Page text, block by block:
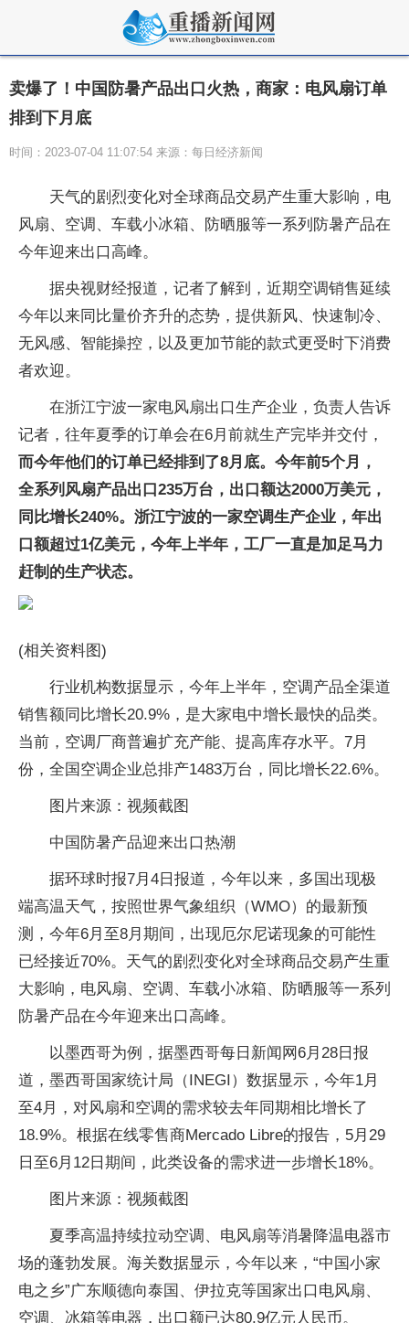
卖爆了！中国防暑产品出口火热，商家：电风扇订单
排到下月底
时间：2023-07-04 11:07:54 来源：每日经济新闻
天气的剧烈变化对全球商品交易产生重大影响，电
风扇、空调、车载小冰箱、防晒服等一系列防暑产品在
今年迎来出口高峰。
据央视财经报道，记者了解到，近期空调销售延续
今年以来同比量价齐升的态势，提供新风、快速制冷、
无风感、智能操控，以及更加节能的款式更受时下消费
者欢迎。
在浙江宁波一家电风扇出口生产企业，负责人告诉
记者，往年夏季的订单会在6月前就生产完毕并交付，
而今年他们的订单已经排到了8月底。今年前5个月，
全系列风扇产品出口235万台，出口额达2000万美元，
同比增长240%。浙江宁波的一家空调生产企业，年出
口额超过1亿美元，今年上半年，工厂一直是加足马力
赶制的生产状态。
(相关资料图)
行业机构数据显示，今年上半年，空调产品全渠道
销售额同比增长20.9%，是大家电中增长最快的品类。
当前，空调厂商普遍扩充产能、提高库存水平。7月
份，全国空调企业总排产1483万台，同比增长22.6%。
图片来源：视频截图
中国防暑产品迎来出口热潮
据环球时报7月4日报道，今年以来，多国出现极
端高温天气，按照世界气象组织（WMO）的最新预
测，今年6月至8月期间，出现厄尔尼诺现象的可能性
已经接近70%。天气的剧烈变化对全球商品交易产生重
大影响，电风扇、空调、车载小冰箱、防晒服等一系列
防暑产品在今年迎来出口高峰。
以墨西哥为例，据墨西哥每日新闻网6月28日报
道，墨西哥国家统计局（INEGI）数据显示，今年1月
至4月，对风扇和空调的需求较去年同期相比增长了
18.9%。根据在线零售商Mercado Libre的报告，5月29
日至6月12日期间，此类设备的需求进一步增长18%。
图片来源：视频截图
夏季高温持续拉动空调、电风扇等消暑降温电器市
场的蓬勃发展。海关数据显示，今年以来，“中国小家
电之乡”广东顺德向泰国、伊拉克等国家出口电风扇、
空调、冰箱等电器，出口额已达80.9亿元人民币。